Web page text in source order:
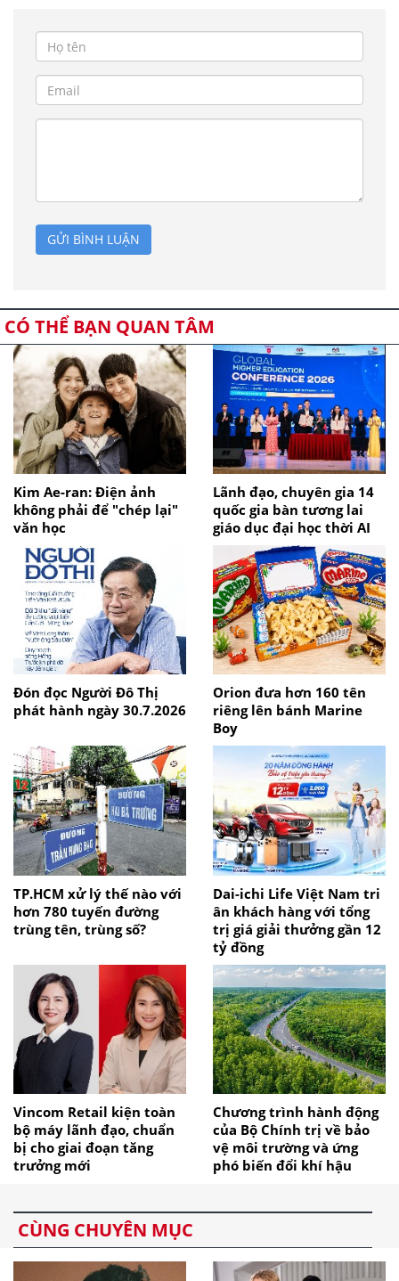
GỬI BÌNH LUẬN
CÓ THỂ BẠN QUAN TÂM
Kim Ae-ran: Điện ảnh
không phải để "chép lại"
văn học
Lãnh đạo, chuyên gia 14
quốc gia bàn tương lai
giáo dục đại học thời AI
Đón đọc Người Đô Thị
phát hành ngày 30.7.2026
Orion đưa hơn 160 tên
riêng lên bánh Marine
Boy
TP.HCM xử lý thế nào với
hơn 780 tuyến đường
trùng tên, trùng số?
Dai-ichi Life Việt Nam tri
ân khách hàng với tổng
trị giá giải thưởng gần 12
tỷ đồng
Vincom Retail kiện toàn
bộ máy lãnh đạo, chuẩn
bị cho giai đoạn tăng
trưởng mới
Chương trình hành động
của Bộ Chính trị về bảo
vệ môi trường và ứng
phó biến đổi khí hậu
CÙNG CHUYÊN MỤC